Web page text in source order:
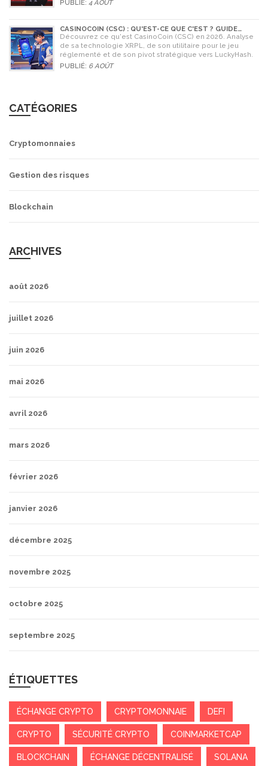
PUBLIÉ: 4 AOÛT
CASINOCOIN (CSC) : QU'EST-CE QUE C'EST ? GUIDE
COMPLET, TOKENOMICS ET AVENIR EN 2026
Découvrez ce qu'est CasinoCoin (CSC) en 2026. Analyse
de sa technologie XRPL, de son utilitaire pour le jeu
réglementé et de son pivot stratégique vers LuckyHash.
PUBLIÉ: 6 AOÛT
CATÉGORIES
Cryptomonnaies
Gestion des risques
Blockchain
ARCHIVES
août 2026
juillet 2026
juin 2026
mai 2026
avril 2026
mars 2026
février 2026
janvier 2026
décembre 2025
novembre 2025
octobre 2025
septembre 2025
ÉTIQUETTES
ÉCHANGE CRYPTO CRYPTOMONNAIE DEFI
CRYPTO SÉCURITÉ CRYPTO COINMARKETCAP
BLOCKCHAIN ÉCHANGE DÉCENTRALISÉ SOLANA